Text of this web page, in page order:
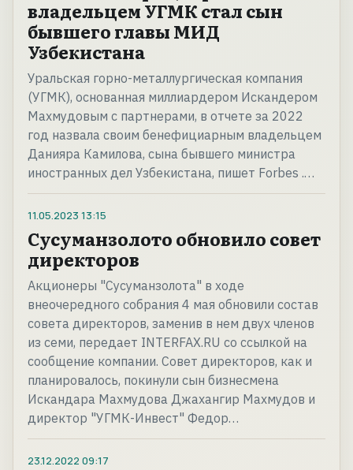
владельцем УГМК стал сын
бывшего главы МИД
Узбекистана
Уральская горно-металлургическая компания
(УГМК), основанная миллиардером Искандером
Махмудовым с партнерами, в отчете за 2022
год назвала своим бенефициарным владельцем
Данияра Камилова, сына бывшего министра
иностранных дел Узбекистана, пишет Forbes .…
11.05.2023 13:15
Сусуманзолото обновило совет
директоров
Акционеры "Сусуманзолота" в ходе
внеочередного собрания 4 мая обновили состав
совета директоров, заменив в нем двух членов
из семи, передает INTERFAX.RU со ссылкой на
сообщение компании. Совет директоров, как и
планировалось, покинули сын бизнесмена
Искандара Махмудова Джахангир Махмудов и
директор "УГМК-Инвест" Федор…
23.12.2022 09:17